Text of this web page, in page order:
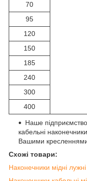
70
95
120
150
185
240
300
400
Наше
кабельні
Вашими кресленнями
Схожі товари:
Наконечники мідні